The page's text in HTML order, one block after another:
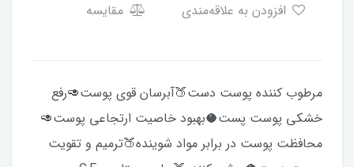
مقایسه
مرطوب کننده پوست دست🍑آبرسان قوی پوست🥑رفع
خشکی پوست پست🥥بهبود خاصیت ارتجاعی پوست🥑
محافظت پوست در برابر مواد شوینده🍑ترمیم و تقویت